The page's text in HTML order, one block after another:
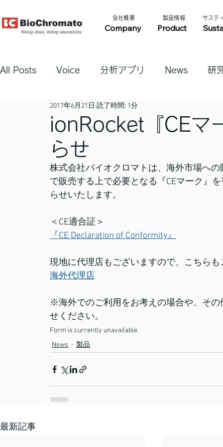
Company Product
​製品情報​​
​会社概要​​ サステ
All Posts Voice 分析アプリ News 研
ionRocket『CEマ
らせ
2017年6月21日 読了時間: 1分
株式会社バイオクロマトは、海外市場へ
で販売する上で必要となる『CEマーク』
らせいたします。
＜CE適合証＞
『CE Declaration of Conformity』
現地に代理店もございますので、こちら
海外代理店
※海外でのご利用をお考えの場合や、そ
せください。
Form is currently unavailable
News
製品
最新記事